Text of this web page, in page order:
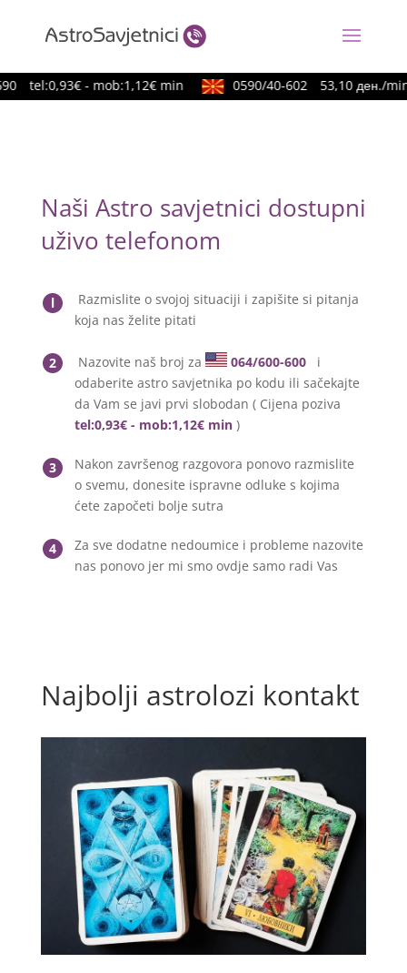
tel:0,93€ - mob:1,12€ min 0590/40-602 53,10 ден./min
Naši Astro savjetnici dostupni
uživo telefonom
l
Razmislite o svojoj situaciji i zapišite si pitanja
koja nas želite pitati
2 Nazovite naš broj za 064/600-600
i
odaberite astro savjetnika po kodu ili sačekajte
da Vam se javi prvi slobodan ( Cijena poziva
tel:0,93€ - mob:1,12€ min )
3
Nakon završenog razgovora ponovo razmislite
o svemu, donesite ispravne odluke s kojima
ćete započeti bolje sutra
4
Za sve dodatne nedoumice i probleme nazovite
nas ponovo jer mi smo ovdje samo radi Vas
Najbolji astrolozi kontakt